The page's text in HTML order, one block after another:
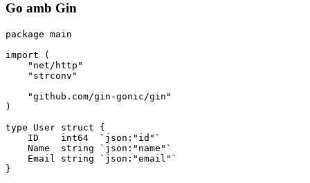
Go amb Gin
package main
import (
    "net/http"
    "strconv"
    "github.com/gin-gonic/gin"
)
type User struct {
    ID
int64
  `json:"id"`
    Name
string `json:"name"`
    Email
string `json:"email"`
}